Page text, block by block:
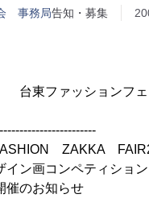
事務局告知・募集
平成17
フェア実行
ンペティション
らせ